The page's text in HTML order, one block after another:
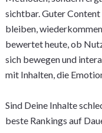
sichtbar. Guter Content
bleiben,
bewertet heute, ob
sich bewegen und
mit Inhalten, die
Sind Deine Inhalte
beste Rankings auf